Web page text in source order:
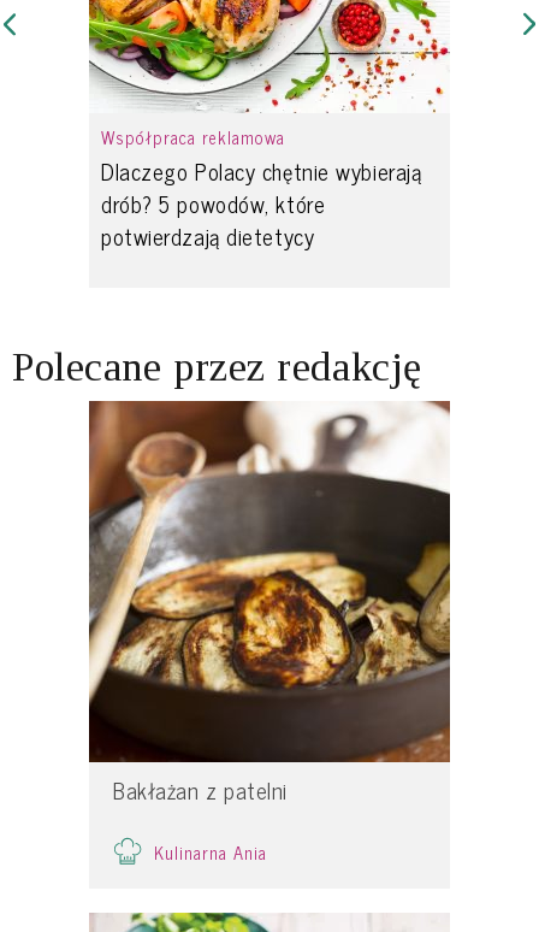
Współpraca reklamowa
Dlaczego Polacy chętnie wybierają
drób? 5 powodów, które
potwierdzają dietetycy
Polecane przez redakcję
Bakłażan z patelni
Kulinarna Ania